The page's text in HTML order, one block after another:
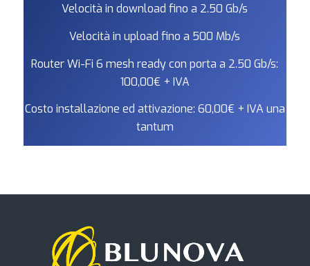
Velocità in download fino a 2.50 Gb/s
Velocità in upload fino a 500 Mb/s
Router Wi-Fi 6 mesh ready con porta a 2.50 Gb/s:
100,00€ + IVA
Costo installazione ed attivazione: 60,00€ + IVA una
tantum